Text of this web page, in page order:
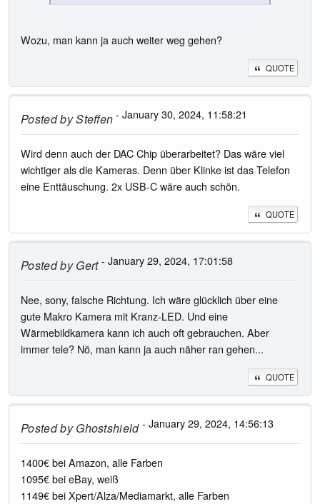
Wozu, man kann ja auch weiter weg gehen?
QUOTE
Posted bySteffen- January 30, 2024, 11:58:21
Wird denn auch der DAC Chip überarbeitet? Das wäre viel
wichtiger als die Kameras. Denn über Klinke ist das Telefon
eine Enttäuschung. 2x USB-C wäre auch schön.
QUOTE
Posted byGert- January 29, 2024, 17:01:58
Nee, sony, falsche Richtung. Ich wäre glücklich über eine
gute Makro Kamera mit Kranz-LED. Und eine
Wärmebildkamera kann ich auch oft gebrauchen. Aber
immer tele? Nö, man kann ja auch näher ran gehen...
QUOTE
Posted byGhostshield- January 29, 2024, 14:56:13
1400€ bei Amazon, alle Farben
1095€ bei eBay, weiß
1149€ bei Xpert/Alza/Mediamarkt, alle Farben